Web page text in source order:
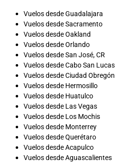
Vuelos desde Guadalajara
Vuelos desde Sacramento
Vuelos desde Oakland
Vuelos desde Orlando
Vuelos desde San José, CR
Vuelos desde Cabo San Lucas
Vuelos desde Ciudad Obregón
Vuelos desde Hermosillo
Vuelos desde Huatulco
Vuelos desde Las Vegas
Vuelos desde Los Mochis
Vuelos desde Monterrey
Vuelos desde Querétaro
Vuelos desde Acapulco
Vuelos desde Aguascalientes